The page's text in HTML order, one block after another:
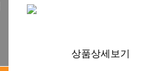
상품상세보기